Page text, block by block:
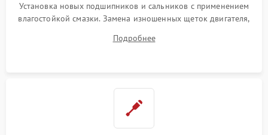
Установка новых подшипников и сальников с применением
влагостойкой смазки. Замена изношенных щеток двигателя,
или поврежденной резиновой манжеты.
Подробнее